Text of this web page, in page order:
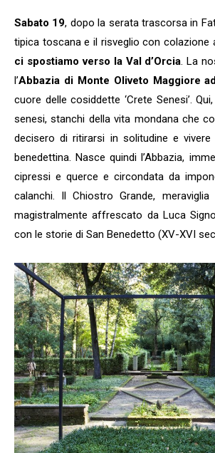
Sabato 19, dopo la serata trascorsa in
tipica toscana e il risveglio con colazione
ci spostiamo verso la Val d’Orcia. La
l’Abbazia di Monte Oliveto Maggiore
cuore delle cosiddette ‘Crete Senesi’.
senesi, stanchi della vita mondana che
decisero di ritirarsi in solitudine e
benedettina. Nasce quindi l’Abbazia,
cipressi e querce e circondata da
calanchi. Il Chiostro Grande, meraviglia
magistralmente affrescato da Luca
con le storie di San Benedetto (XV-XVI